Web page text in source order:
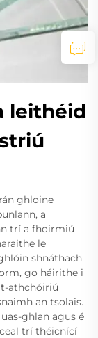
leithéid
ghloine
a
trí a fhoirmiú
le
shnáthach
go háirithe i
t-athchóiriú
an tsolais.
ghlan agus é
trí théicnící